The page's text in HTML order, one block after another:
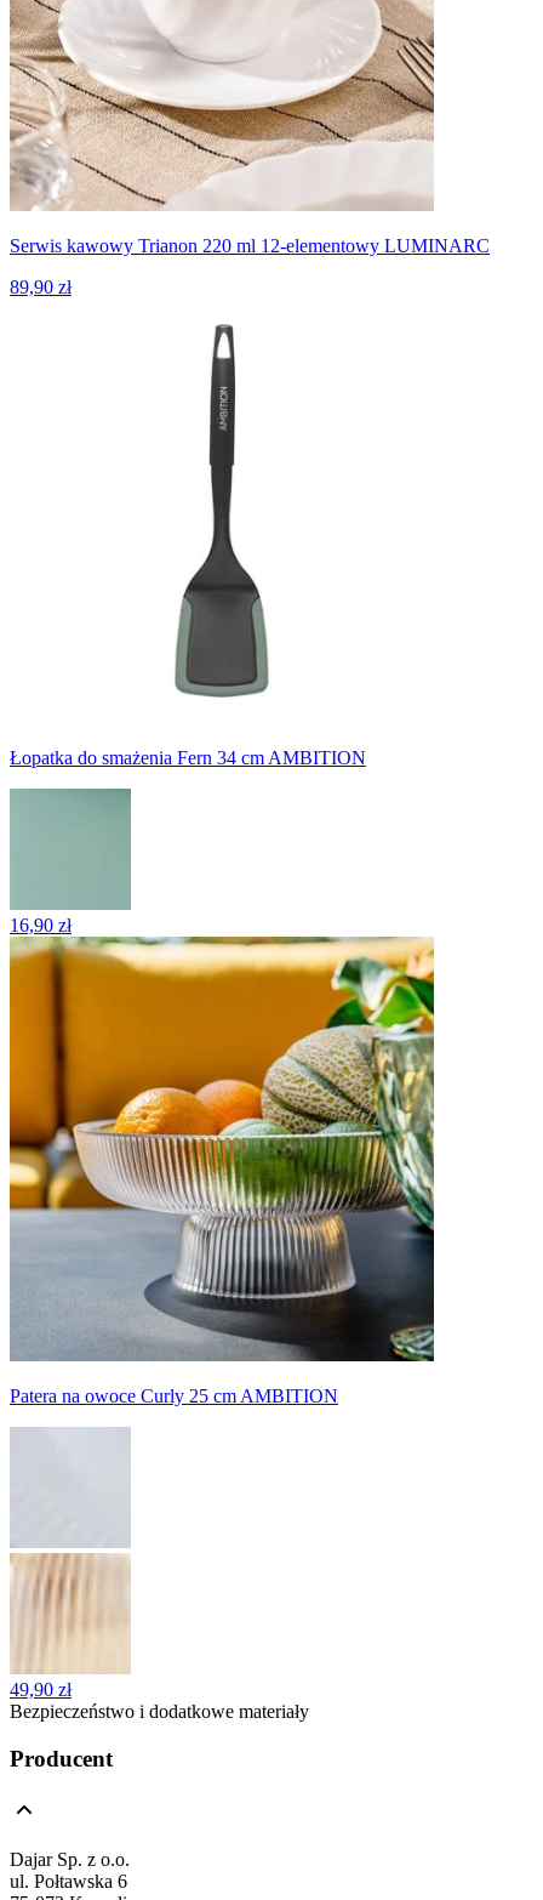
Serwis kawowy Trianon 220 ml 12-elementowy LUMINARC
89,90 zł
Łopatka do smażenia Fern 34 cm AMBITION
16,90 zł
Patera na owoce Curly 25 cm AMBITION
49,90 zł
Bezpieczeństwo i dodatkowe materiały
Producent
Dajar Sp. z o.o.
ul. Połtawska 6